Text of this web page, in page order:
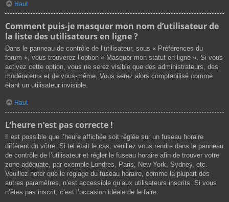
Haut
Comment puis-je masquer mon nom d’utilisateur de
la liste des utilisateurs en ligne ?
Dans le panneau de contrôle de l’utilisateur, sous « Préférences du
forum », vous trouverez l’option « Masquer mon statut en ligne ». Si vous
activez cette option, vous ne serez visible que des administrateurs, des
modérateurs et de vous-même. Vous serez alors comptabilisé comme
étant un utilisateur invisible.
Haut
L’heure n’est pas correcte !
Il est possible que l’heure affichée soit réglée sur un fuseau horaire
différent du vôtre. Si tel était le cas, veuillez vous rendre dans le panneau
de contrôle de l’utilisateur et régler le fuseau horaire afin de trouver votre
zone adéquate, par exemple Londres, Paris, New York, Sydney, etc.
Veuillez noter que le réglage du fuseau horaire, comme la plupart des
autres paramètres, n’est accessible qu’aux utilisateurs inscrits. Si vous
n’êtes pas inscrit, c’est l’occasion idéale de le faire.